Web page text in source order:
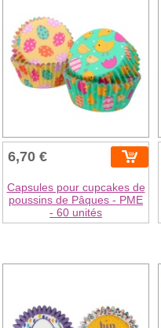
6,70 €
Capsules pour cupcakes de
poussins de Pâques - PME
- 60 unités